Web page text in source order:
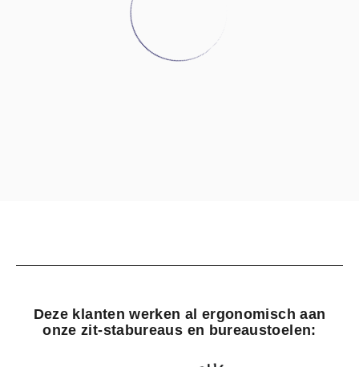
Deze klanten werken al ergonomisch aan
onze zit-stabureaus en bureaustoelen: